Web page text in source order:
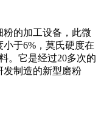
的加工设备，此微
于6%，莫氏硬度在
。它是经过20多次的
发制造的新型磨粉